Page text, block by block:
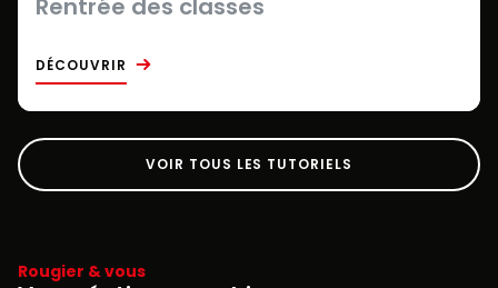
DÉCOUVRIR
VOIR TOUS LES TUTORIELS
Rougier & vous